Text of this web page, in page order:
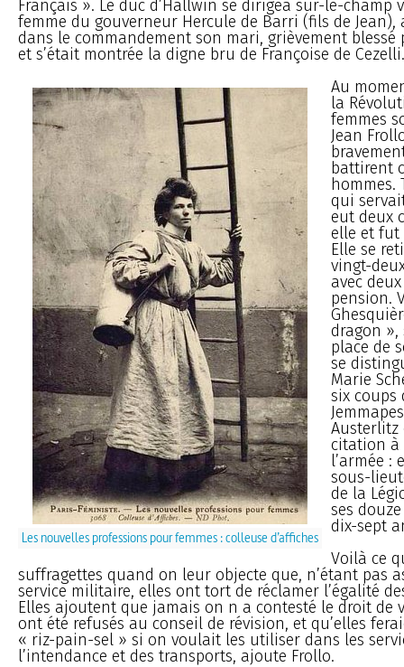
Français ». Le duc d’Hallwin se dirigea sur-le-champ
femme du gouverneur Hercule de Barri (fils de Jean),
dans le commandement son mari, grièvement blessé
et s’était montrée la digne bru de Françoise de Cezelli.
Les nouvelles professions pour femmes : colleuse d’affiches
Au
la
femmes
Jean
battirent
hommes.
qui
eut deux
elle et fut
Elle se
vingt-
avec
pension.
dragon »,
place de
se
Marie
six coups
Austerlitz
citation à
l’armée :
sous-
de la
ses
dix-sept
Voilà ce
suffragettes quand on leur objecte que, n’étant pas
service militaire, elles ont tort de réclamer l’égalité
Elles ajoutent que jamais on n a contesté le droit de
ont été refusés au conseil de révision, et qu’elles
« riz-pain-sel » si on voulait les utiliser dans les
l’intendance et des transports, ajoute Frollo.